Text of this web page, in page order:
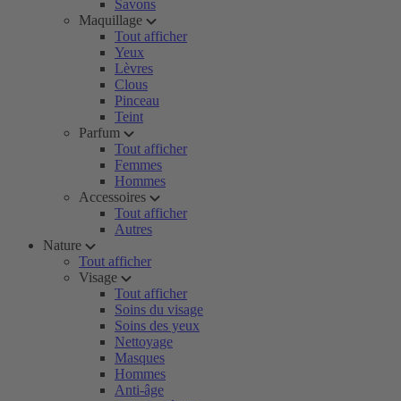
Savons
Maquillage
Tout afficher
Yeux
Lèvres
Clous
Pinceau
Teint
Parfum
Tout afficher
Femmes
Hommes
Accessoires
Tout afficher
Autres
Nature
Tout afficher
Visage
Tout afficher
Soins du visage
Soins des yeux
Nettoyage
Masques
Hommes
Anti-âge